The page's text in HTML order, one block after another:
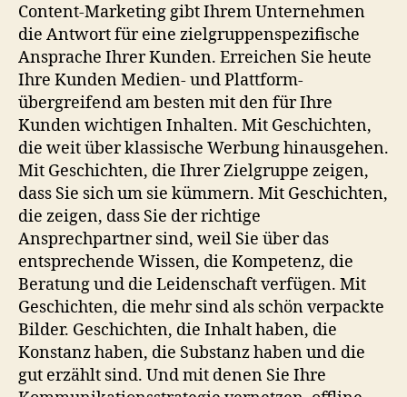
Content-Marketing gibt Ihrem Unternehmen
die Antwort für eine zielgruppenspezifische
Ansprache Ihrer Kunden. Erreichen Sie heute
Ihre Kunden Medien- und Plattform-
übergreifend am besten mit den für Ihre
Kunden wichtigen Inhalten. Mit Geschichten,
die weit über klassische Werbung hinausgehen.
Mit Geschichten, die Ihrer Zielgruppe zeigen,
dass Sie sich um sie kümmern. Mit Geschichten,
die zeigen, dass Sie der richtige
Ansprechpartner sind, weil Sie über das
entsprechende Wissen, die Kompetenz, die
Beratung und die Leidenschaft verfügen. Mit
Geschichten, die mehr sind als schön verpackte
Bilder. Geschichten, die Inhalt haben, die
Konstanz haben, die Substanz haben und die
gut erzählt sind. Und mit denen Sie Ihre